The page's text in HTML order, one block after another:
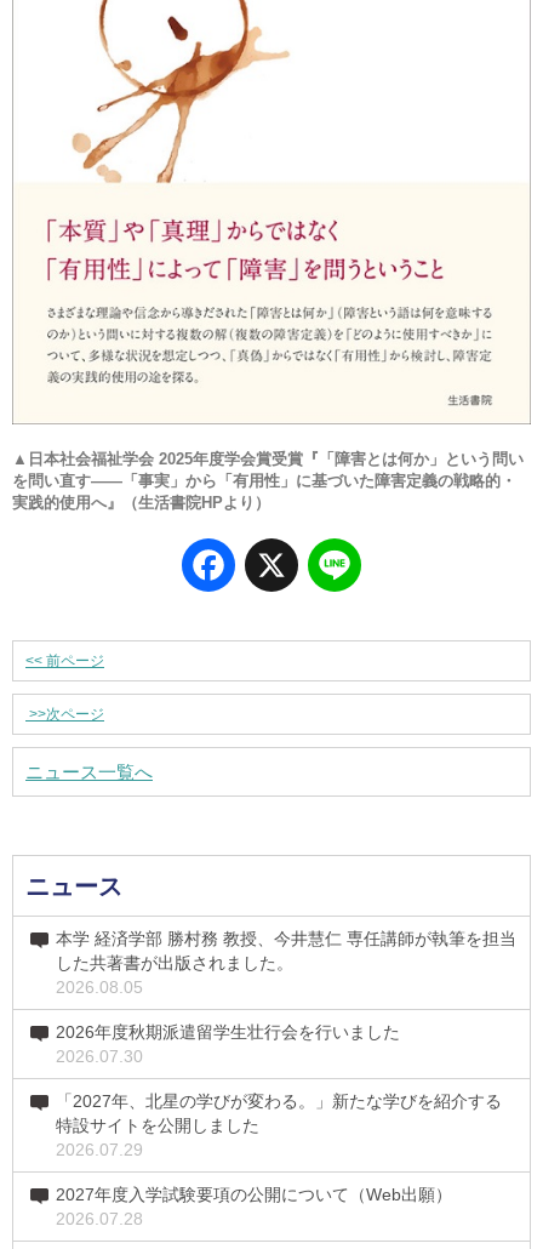
▲日本社会福祉学会 2025年度学会賞受賞『「障害とは何か」という問い
を問い直す――「事実」から「有用性」に基づいた障害定義の戦略的・
実践的使用へ』（生活書院HPより）
Facebook
X
<< 前ページ
>>次ページ
ニュース一覧へ
ニュース
本学 経済学部 勝村務 教授、今井慧仁 専任講師が執筆を担当
した共著書が出版されました。
2026.08.05
2026年度秋期派遣留学生壮行会を行いました
2026.07.30
「2027年、北星の学びが変わる。」新たな学びを紹介する
特設サイトを公開しました
2026.07.29
2027年度入学試験要項の公開について（Web出願）
2026.07.28